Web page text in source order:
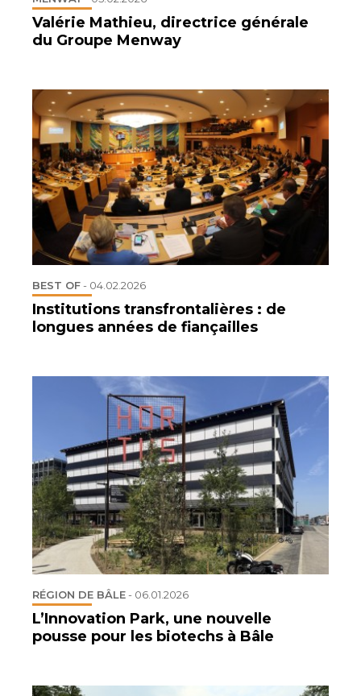
Valérie Mathieu, directrice générale
du Groupe Menway
BEST OF- 04.02.2026
Institutions transfrontalières : de
longues années de fiançailles
RÉGION DE BÂLE- 06.01.2026
L’Innovation Park, une nouvelle
pousse pour les biotechs à Bâle